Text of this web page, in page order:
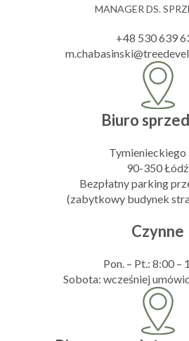
MANAGER DS.
+48 530 639
Biuro
Tymienieckiego
90-350 Łódź
Bezpłatny parking
(zabytkowy budynek
Czynne
Pon. – Pt.: 8:00 –
Sobota: wcześniej